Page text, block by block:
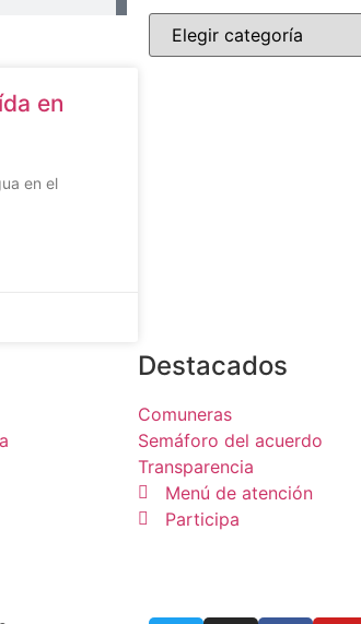
en
en el
Destacados
Comuneras
Semáforo del acuerdo
Transparencia
Menú de atención
Participa